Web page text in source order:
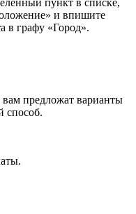
пункт в списке,
и впишите
в графу «Город».
вам предложат варианты
способ.